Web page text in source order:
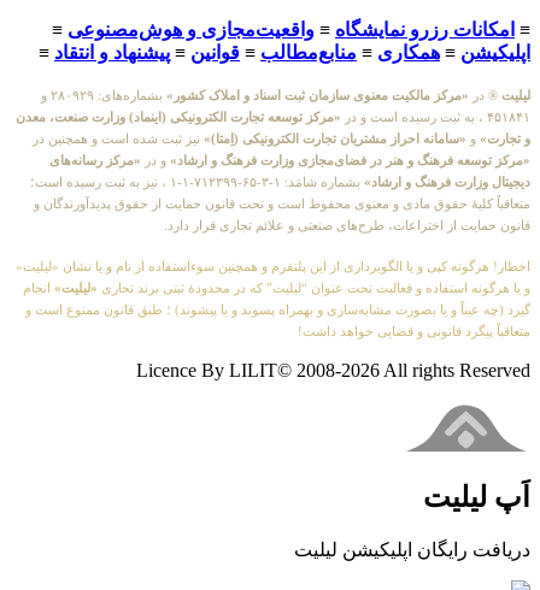
≡ امکانات رزرو نمایشگاه ≡ واقعیت‌مجازی و هوش‌مصنوعی ≡
اپلیکیشن ≡ همکاری ≡ منابع‌مطالب ≡ قوانین ≡ پیشنهاد و انتقاد ≡
لیلیت ® در «مرکز مالکیت معنوی سازمان ثبت اسناد و املاک کشور»
بشماره‌های: ۲۸۰۹۲۹ و
۴۵۱۸۴۱ ، به ثبت رسیده است و در
«مرکز توسعه تجارت الکترونیکی (اینماد) وزارت صنعت، معدن
و تجارت» و «سامانه احراز مشتریان تجارت الکترونیکی (اِمتا)» نیز ثبت شده است و همچنین در
«مرکز توسعه فرهنگ و هنر در فضای‌مجازی وزارت فرهنگ و ارشاد» و در «مرکز رسانه‌های
دیجیتال وزارت فرهنگ و ارشاد»
بشماره شامَد: ۱-۳-۶۵-۷۱۲۳۹۹-۱-۱ ، نیز به ثبت رسیده است؛
متعاقباً کلیهٔ حقوق مادی و معنوی محفوظ است و تحت قانون حمایت از حقوق پدیدآورندگان و
قانون حمایت از اختراعات، طرح‌های صنعتی و علائم تجاری قرار دارد.
اخطار! هرگونه کپی و یا الگوبرداری از این پلتفرم و همچنین سوءاستفاده از نام و یا نشان «لیلیت»
و یا هرگونه استفاده و فعالیت تحت عنوان “لیلیت” که در محدودهٔ ثبتی برند تجاری «لیلیت» انجام
گیرد (چه عیناً و یا بصورت مشابه‌سازی و بهمراه پسوند و یا پیشوند) ؛ طبق قانون ممنوع است و
متعاقباً پیگرد قانونی و قضایی خواهد داشت!
Licence By LILIT© 2008-2026 All rights Reserved
اَپ لیلیت
دریافت رایگان اپلیکیشن لیلیت